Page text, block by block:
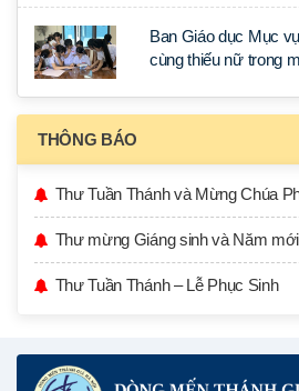
Ban Giáo dục Mục
cùng thiếu nữ trong
THÔNG BÁO
Thư Tuần Thánh và Mừng Chúa
Thư mừng Giáng sinh và Năm
Thư Tuần Thánh – Lễ Phục Sinh